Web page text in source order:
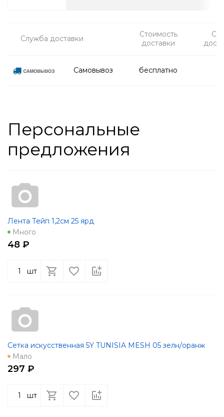
Служба доставки
Стоимость
доставки
Самовывоз бесплатно
Персональные
предложения
Лента Тейп 1,2см 25 ярд
Много
48 ₽
шт
Сетка искусственная 5Y TUNISIA MESH 05 зелн/оранж
Мало
297 ₽
шт